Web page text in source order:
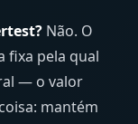
Não. O
fixa pela qual
— o valor
mantém